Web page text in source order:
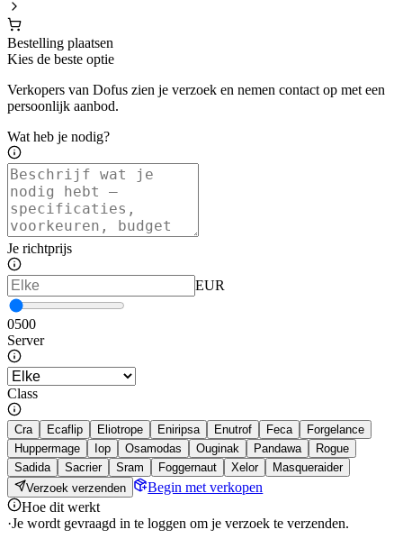
Bestelling plaatsen
Kies de beste optie
Verkopers van Dofus zien je verzoek en nemen contact op met een
persoonlijk aanbod.
Wat heb je nodig?
Je richtprijs
EUR
0500
Server
Class
Cra Ecaflip Eliotrope Eniripsa Enutrof Feca
Forgelance
Huppermage
Iop Osamodas Ouginak Pandawa
Rogue
Sadida
Sacrier Sram Foggernaut Xelor
Masqueraider
Verzoek verzenden
Begin met verkopen
Hoe dit werkt
·Je wordt gevraagd in te loggen om je verzoek te verzenden.